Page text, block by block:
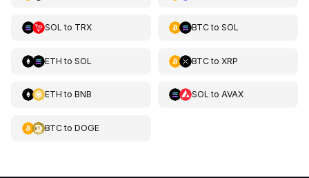
SOL to TRX BTCto SOL
ETH to SOL BTCto XRP
ETH to BNB SOL to AVAX
BTCto DOGE